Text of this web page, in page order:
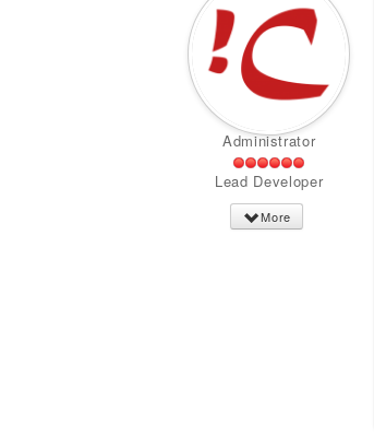
Administrator
Lead Developer
More